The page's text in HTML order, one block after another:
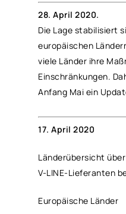
28. April 2020.
Die Lage stabilisiert
europäischen
viele Länder ihre
Einschränkungen.
Anfang Mai ein
17. April 2020
Länderübersicht
V-LINE-Lieferanten
Europäische Länder